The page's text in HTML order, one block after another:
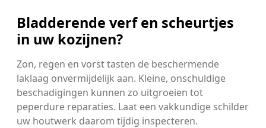
Bladderende verf en scheurtjes
in uw kozijnen?
Zon, regen en vorst tasten de beschermende
laklaag onvermijdelijk aan. Kleine, onschuldige
beschadigingen kunnen zo uitgroeien tot
peperdure reparaties. Laat een vakkundige schilder
uw houtwerk daarom tijdig inspecteren.